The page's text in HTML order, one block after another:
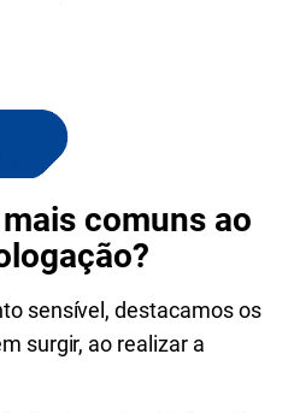
comuns ao
sensível, destacamos os
surgir, ao realizar a